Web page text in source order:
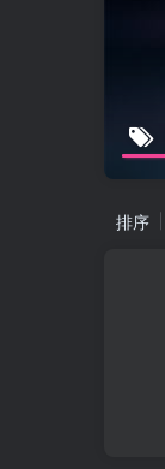
排序